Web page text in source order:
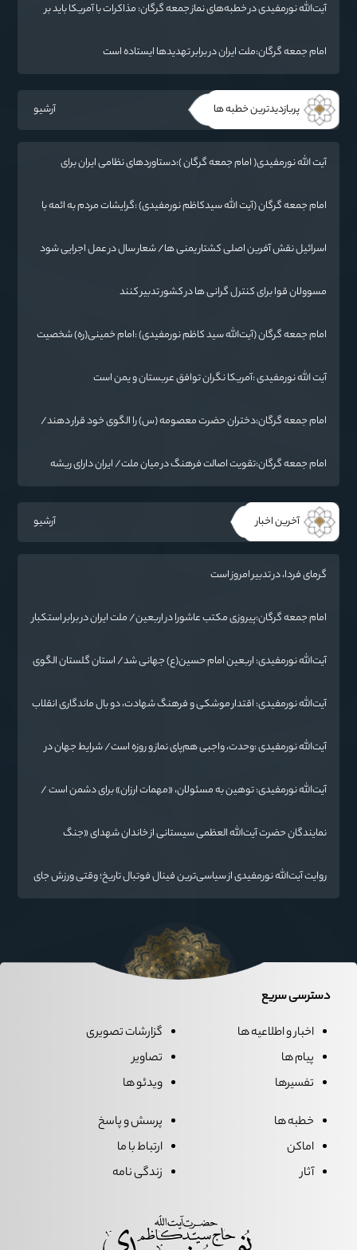
آیت‌الله نورمفیدی در خطبه‌های نماز جمعه گرگان: مذاکرات با آمریکا باید بر
امام جمعه گرگان:ملت ایران در برابر تهدیدها ایستاده است
پربازدیدترین خطبه ها آرشیو
آیت الله نورمفیدی( امام جمعه گرگان ):دستاوردهای نظامی ایران برای
امام جمعه گرگان (آیت الله سیدکاظم نورمفیدی) :گرایشات مردم به ائمه با
اسرائیل نقش آفرین اصلی کشتار یمنی ها/ شعار سال در عمل اجرایی شود
مسوولان قوا برای کنترل گرانی ها در کشور تدبیر کنند
امام جمعه گرگان (آیت‌الله سید کاظم نورمفیدی) :امام خمینی(ره) شخصیت
آیت الله نورمفیدی :آمریکا نگران توافق عربستان و یمن است
امام جمعه گرگان:دختران حضرت معصومه (س) را الگوی خود قرار دهند/
امام جمعه گرگان:تقویت اصالت فرهنگ در میان ملت/ ایران دارای ریشه
آخرین اخبار آرشیو
گرمای فردا، در تدبیر امروز است
امام جمعه گرگان:پیروزی مکتب عاشورا در اربعین/ ملت ایران در برابر استکبار
آیت‌الله نورمفیدی: اربعین امام حسین(ع) جهانی شد/ استان گلستان الگوی
آیت‌الله نورمفیدی: اقتدار موشکی و فرهنگ شهادت، دو بال ماندگاری انقلاب
آیت‌الله نورمفیدی :وحدت، واجبی هم‌پای نماز و روزه است/ شرایط جهان در
آیت‌الله نورمفیدی: توهین به مسئولان، «مهمات ارزان» برای دشمن است /
نمایندگان حضرت آیت‌الله العظمی سیستانی از خاندان شهدای «جنگ
روایت آیت‌الله نورمفیدی از سیاسی‌ترین فینال فوتبال تاریخ؛ وقتی ورزش جای
دسترسی سریع
اخبار و اطلاعیه ها
پیام ها
تفسیرها
گزارشات تصویری
تصاویر
ویدئو ها
خطبه ها
اماکن
آثار
پرسش و پاسخ
ارتباط با ما
زندگی نامه